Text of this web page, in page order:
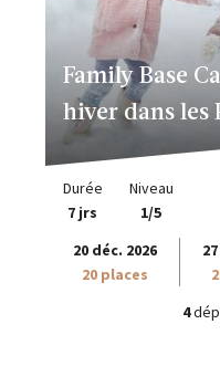
Family Base
hiver dans les
Durée
7 jrs
Niveau
1/5
20 déc. 2026
20 places
4